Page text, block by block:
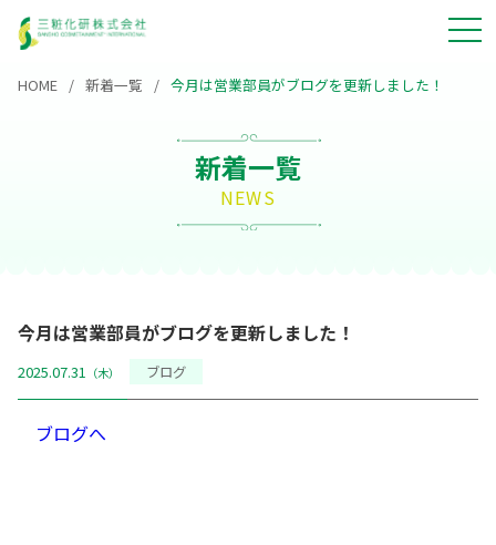
HOME 新着一覧 今月は営業部員がブログを更新しました！
新着一覧
NEWS
今月は営業部員がブログを更新しました！
2025.07.31 （木） ブログ
ブログへ